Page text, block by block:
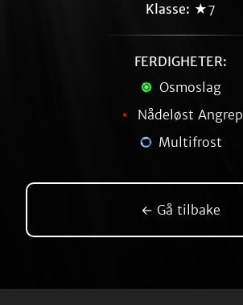
Klasse: ★7
FERDIGHETER:
Osmoslag
Nådeløst Angrep
Multifrost
← Gå tilbake